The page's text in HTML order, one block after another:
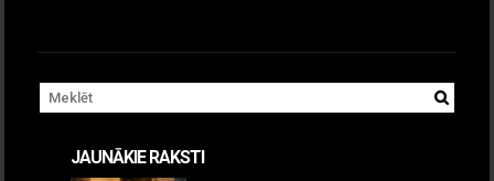
JAUNĀKIE RAKSTI